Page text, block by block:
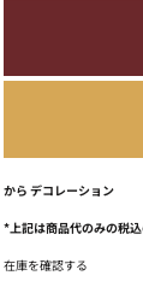
から デコレーション
*上記は商品代のみの税
在庫を確認する